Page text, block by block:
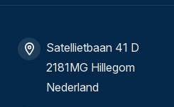
Satellietbaan 41 D
2181MG Hillegom
Nederland